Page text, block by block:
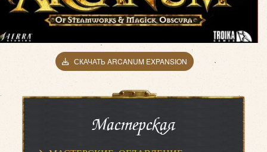
СКАЧАТЬ ARCANUM EXPANSION
Мастерская